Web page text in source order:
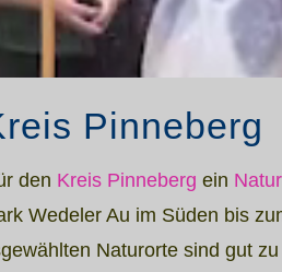
Pinneberg
den Kreis Pinneberg ein
Wedeler Au im Süden bis
Naturorte sind gut